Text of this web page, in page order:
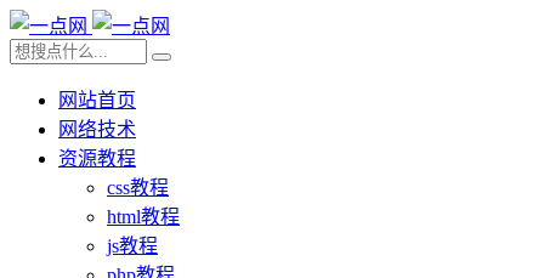
网站首页
网络技术
资源教程
css教程
html教程
js教程